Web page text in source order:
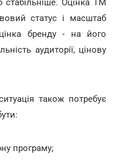
стабільніше. Оцінка ТМ
статус і масштаб
бренду - на його
аудиторії, цінову
також потребує
програму;